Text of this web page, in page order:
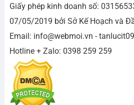
Giấy phép kinh doanh số:
07/05/2019 bởi Sở Kế Hoạch và
Email: info@webmoi.vn -
Hotline + Zalo: 0398 259 259